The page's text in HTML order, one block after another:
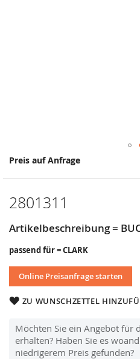
Preis auf Anfrage
2801311
Artikelbeschreibung =
passend für = CLARK
Online Preisanfrage starten
ZU WUNSCHZETTEL
Möchten Sie ein Angebot für
erhalten? Haben Sie es
niedrigerem Preis gefunden?
Springe
Anfang
Bildergalerie